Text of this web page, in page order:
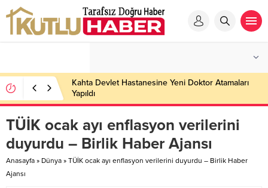
Kahta Devlet Hastanesine Yeni Doktor Atamaları
Yapıldı
TÜİK ocak ayı enflasyon verilerini
duyurdu – Birlik Haber Ajansı
Anasayfa » Dünya » TÜİK ocak ayı enflasyon verilerini duyurdu – Birlik Haber
Ajansı